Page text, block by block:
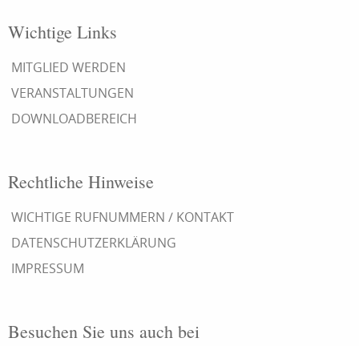
Wichtige Links
MITGLIED WERDEN
VERANSTALTUNGEN
DOWNLOADBEREICH
Rechtliche Hinweise
WICHTIGE RUFNUMMERN / KONTAKT
DATENSCHUTZERKLÄRUNG
IMPRESSUM
Besuchen Sie uns auch bei